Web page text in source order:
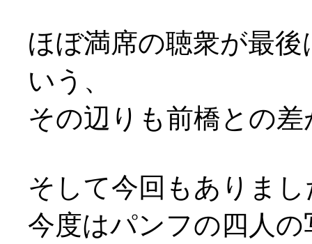
ほぼ満席の聴衆が最
いう、
その辺りも前橋との差
そして今回もありま
今度はパンフの四人